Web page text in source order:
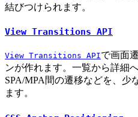
結びつけられます。
View Transitions API
View Transitions APIで画面
ンが作れます。一覧から詳細
SPA/MPA間の遷移などを、少
ます。